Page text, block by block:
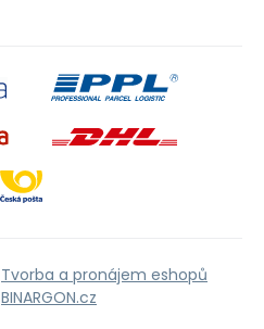
Tvorba a pronájem eshopů
BINARGON.cz